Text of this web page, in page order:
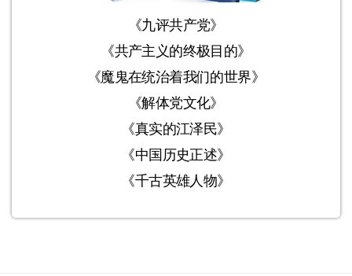
《九评共产党》
《共产主义的终极目的》
《魔鬼在统治着我们的世界》
《解体党文化》
《真实的江泽民》
《中国历史正述》
《千古英雄人物》